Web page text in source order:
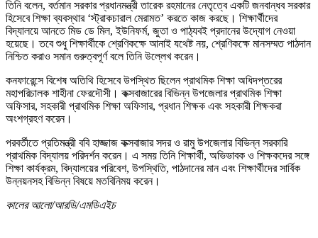
তিনি বলেন, বর্তমান সরকার প্রধানমন্ত্রী তারেক রহমানের নেতৃত্বে একটি জনবান্ধব সরকার
হিসেবে শিক্ষা ব্যবস্থার ‘স্ট্রাকচারাল মেরামত’ করতে কাজ করছে। শিক্ষার্থীদের
বিদ্যালয়ে আনতে মিড ডে মিল, ইউনিফর্ম, জুতা ও পাঠ্যবই প্রদানের উদ্যোগ নেওয়া
হয়েছে। তবে শুধু শিক্ষার্থীকে শ্রেণিকক্ষে আনাই যথেষ্ট নয়, শ্রেণিকক্ষে মানসম্মত পাঠদান
নিশ্চিত করাও সমান গুরুত্বপূর্ণ বলে তিনি উল্লেখ করেন।
কনফারেন্সে বিশেষ অতিথি হিসেবে উপস্থিত ছিলেন প্রাথমিক শিক্ষা অধিদপ্তরের
মহাপরিচালক শাহীনা ফেরদৌসী। কক্সবাজারের বিভিন্ন উপজেলার প্রাথমিক শিক্ষা
অফিসার, সহকারী প্রাথমিক শিক্ষা অফিসার, প্রধান শিক্ষক এবং সহকারী শিক্ষকরা
অংশগ্রহণ করেন।
পরবর্তীতে প্রতিমন্ত্রী ববি হাজ্জাজ কক্সবাজার সদর ও রামু উপজেলার বিভিন্ন সরকারি
প্রাথমিক বিদ্যালয় পরিদর্শন করেন। এ সময় তিনি শিক্ষার্থী, অভিভাবক ও শিক্ষকদের সঙ্গে
শিক্ষা কার্যক্রম, বিদ্যালয়ের পরিবেশ, উপস্থিতি, পাঠদানের মান এবং শিক্ষার্থীদের সার্বিক
উন্নয়নসহ বিভিন্ন বিষয়ে মতবিনিময় করেন।
কালের আলো/আরডি/এমডিএইচ